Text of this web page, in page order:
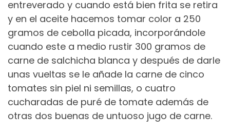
entreverado y cuando está bien frita se retira
y en el aceite hacemos tomar color a 250
gramos de cebolla picada, incorporándole
cuando este a medio rustir 300 gramos de
carne de salchicha blanca y después de darle
unas vueltas se le añade la carne de cinco
tomates sin piel ni semillas, o cuatro
cucharadas de puré de tomate además de
otras dos buenas de untuoso jugo de carne.